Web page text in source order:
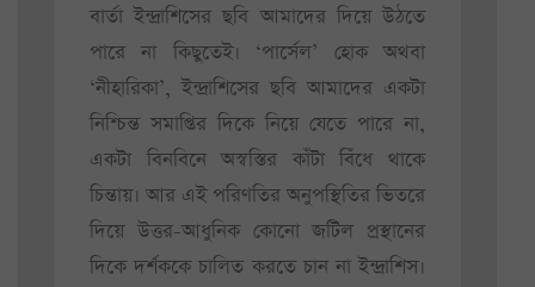
বার্তা ইন্দ্রাশিসের ছবি আমাদের দিয়ে উঠতে
পারে না কিছুতেই। ‘পার্সেল’ হোক অথবা
‘নীহারিকা’, ইন্দ্রাশিসের ছবি আমাদের একটা
নিশ্চিন্ত সমাপ্তির দিকে নিয়ে যেতে পারে না,
একটা বিনবিনে অস্বস্তির কাঁটা বিঁধে থাকে
চিন্তায়। আর এই পরিণতির অনুপস্থিতির ভিতরে
দিয়ে উত্তর-আধুনিক কোনো জটিল প্রস্থানের
দিকে দর্শককে চালিত করতে চান না ইন্দ্রাশিস।